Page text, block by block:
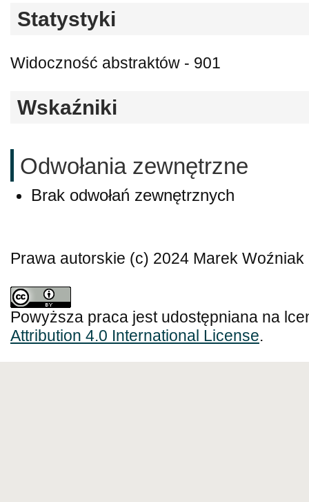
Statystyki
Widoczność abstraktów - 901
Wskaźniki
Odwołania zewnętrzne
Brak odwołań zewnętrznych
Prawa autorskie (c) 2024 Marek Woźniak
Powyższa praca jest udostępniana na
Attribution 4.0 International License.